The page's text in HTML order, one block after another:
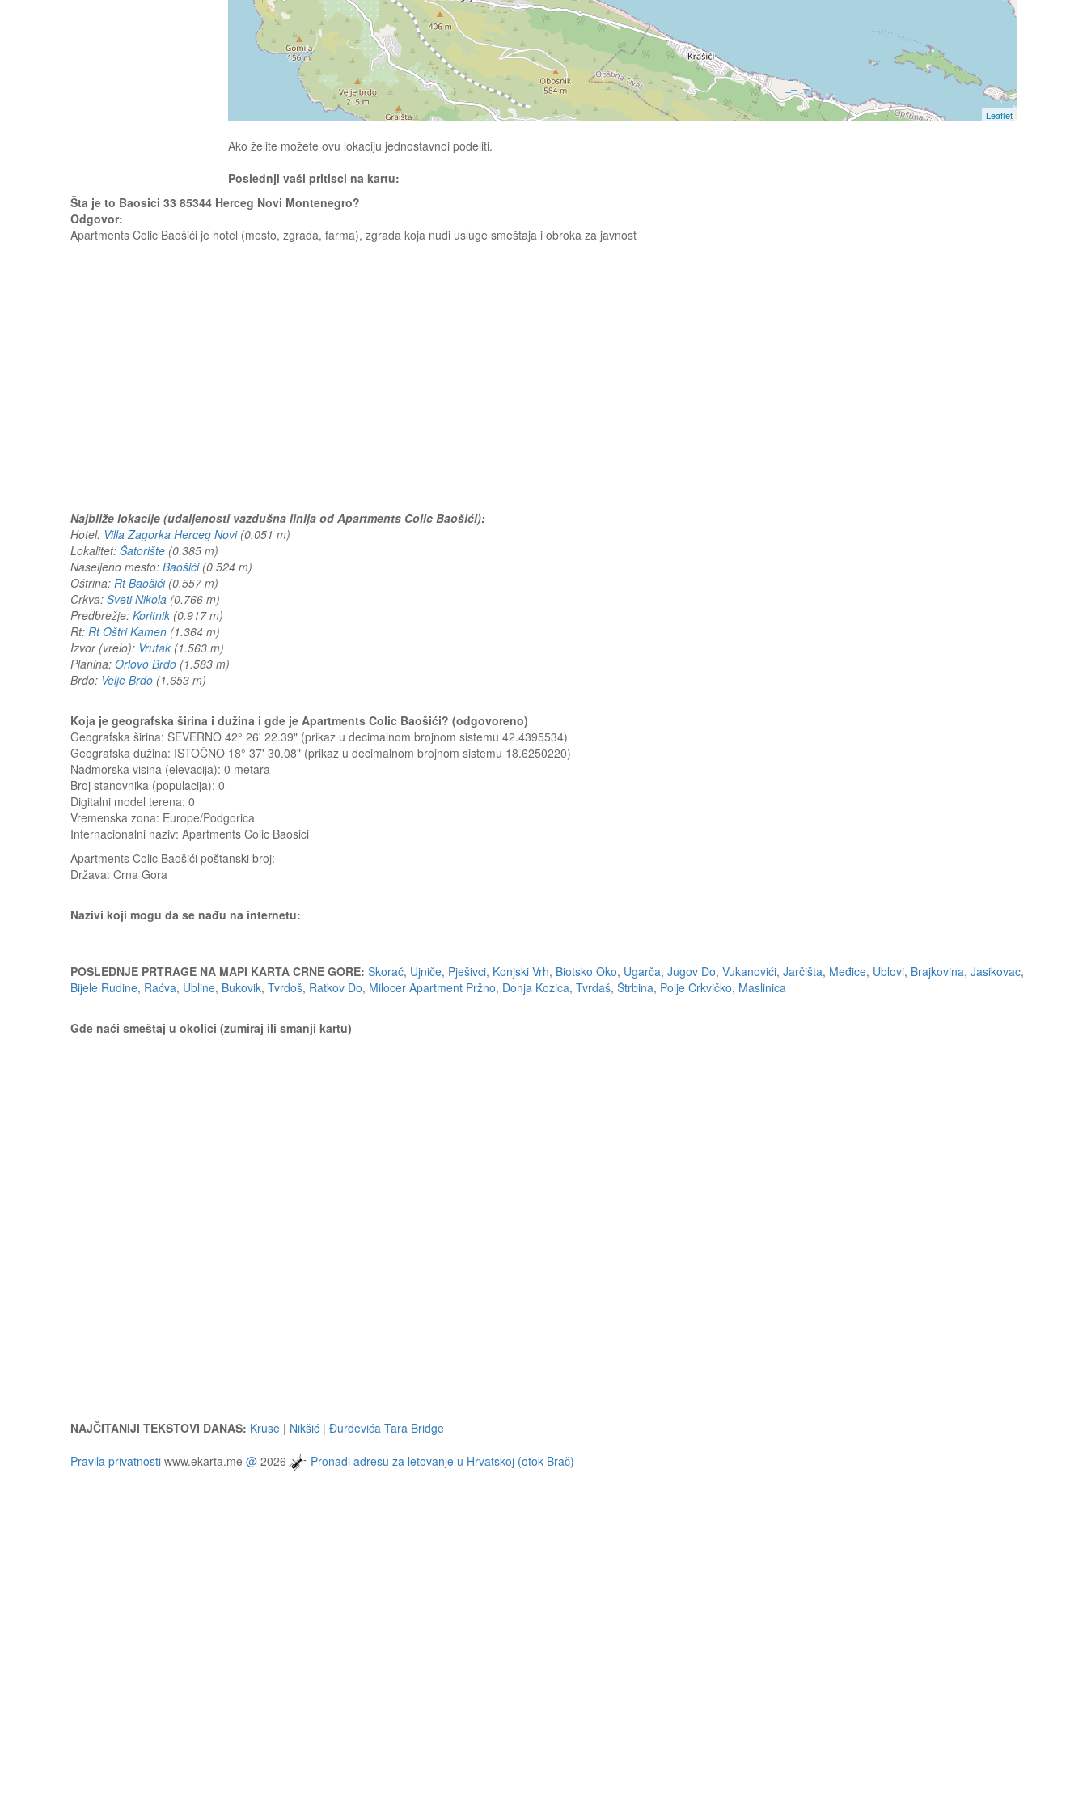
Leaflet
Ako želite možete ovu lokaciju jednostavnoi podeliti.
Poslednji vaši pritisci na kartu:
Šta je to Baosici 33 85344 Herceg Novi Montenegro?
Odgovor:
Apartments Colic Baošići je hotel (mesto, zgrada, farma), zgrada koja nudi usluge smeštaja i obroka za javnost
Najbliže lokacije (udaljenosti vazdušna linija od Apartments Colic Baošići):
Hotel: Villa Zagorka Herceg Novi(0.051 m)
Lokalitet: Šatorište (0.385 m)
Naseljeno mesto: Baošići(0.524 m)
Oštrina: Rt Baošići(0.557 m)
Crkva: Sveti Nikola (0.766 m)
Predbrežje: Koritnik (0.917 m)
Rt: Rt Oštri Kamen (1.364 m)
Izvor (vrelo): Vrutak (1.563 m)
Planina: Orlovo Brdo (1.583 m)
Brdo: Velje Brdo (1.653 m)
Koja je geografska širina i dužina i gde je Apartments Colic Baošići? (odgovoreno)
Geografska širina: SEVERNO 42° 26' 22.39" (prikaz u decimalnom brojnom sistemu 42.4395534)
Geografska dužina: ISTOČNO 18° 37' 30.08" (prikaz u decimalnom brojnom sistemu 18.6250220)
Nadmorska visina (elevacija): 0 metara
Broj stanovnika (populacija): 0
Digitalni model terena: 0
Vremenska zona: Europe/Podgorica
Internacionalni naziv: Apartments Colic Baosici
Apartments Colic Baošići poštanski broj:
Država: Crna Gora
Nazivi koji mogu da se nađu na internetu:
POSLEDNJE PRTRAGE NA MAPI KARTA CRNE GORE: Skorač, Ujniče, Pješivci, Konjski Vrh, Biotsko Oko, Ugarča, Jugov Do, Vukanovići, Jarčišta, Međice, Ublovi, Brajkovina, Jasikovac,
Bijele Rudine, Raćva, Ubline, Bukovik, Tvrdoš, Ratkov Do, Milocer Apartment Pržno, Donja Kozica, Tvrdaš, Štrbina, Polje Crkvičko, Maslinica
Gde naći smeštaj u okolici (zumiraj ili smanji kartu)
NAJČITANIJI TEKSTOVI DANAS: Kruse | Nikšić | Đurđevića Tara Bridge
Pravila privatnosti www.ekarta.me @ 2026 Pronađi adresu za letovanje u Hrvatskoj (otok Brač)